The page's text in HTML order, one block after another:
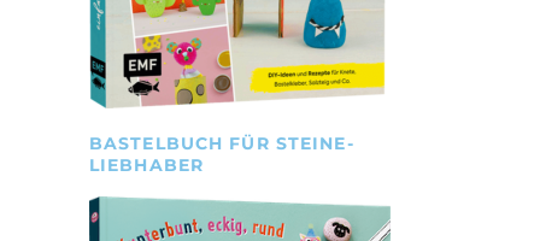
BASTELBUCH FÜR STEINE-
LIEBHABER